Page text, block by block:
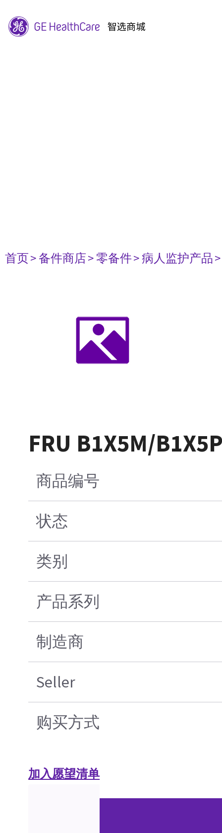
首页> 备件商店> 零备件> 病人监护产品
FRU B1X5M/
商品编号
状态
类别
产品系列
制造商
Seller
购买方式
加入愿望清单